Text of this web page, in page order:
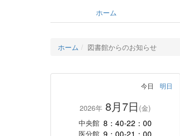
ホーム
ホーム 図書館からのお知らせ
今日 明日
2026年 8月7日 (金)
中央館 8：40-22：00
医分館 9：00-21：00